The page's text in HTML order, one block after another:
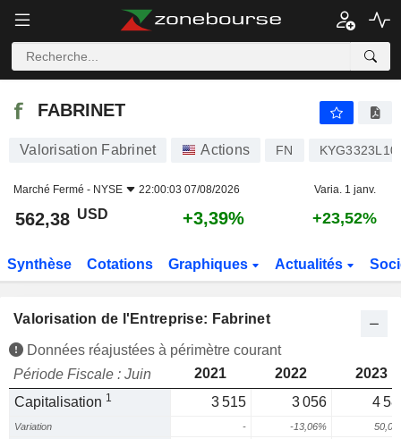
FABRINET
FABRINET
Valorisation Fabrinet Actions FN
Marché Fermé - NYSE 22:00:03 07/08/2026 Varia. 1 janv.
562,38 USD +3,39% +23,52%
Synthèse Cotations Graphiques Actualités
Valorisation de l'Entreprise: Fabrinet
Données réajustées à périmètre courant
Période Fiscale : Juin
2021 2022
2023
Capitalisation 1 3 515 3 056 4
Variation - -13,06%